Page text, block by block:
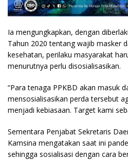
Ia mengungkapkan, dengan
Tahun 2020 tentang wajib masker
kesehatan, perilaku masyarakat
menurutnya perlu disosialisasikan.
“Para tenaga PPKBD akan masuk
mensosialisasikan perda tersebut
menjadi kebiasaan. Target kami
Sementara Penjabat Sekretaris
Kamsina mengatakan saat ini
sehingga sosialisasi dengan cara